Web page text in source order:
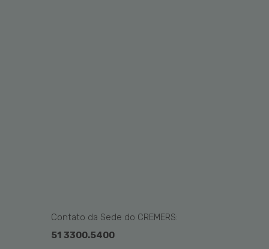
Contato da Sede do CREMERS:
51 3300.5400